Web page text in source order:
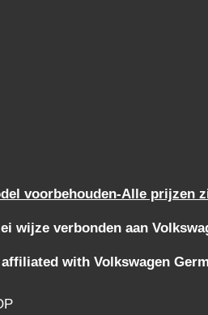
voorbehouden-Alle prijzen
wijze verbonden aan
with Volkswagen